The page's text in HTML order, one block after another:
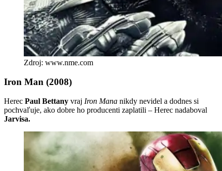
Zdroj: www.nme.com
Iron Man (2008)
Herec Paul Bettany vraj Iron Mana nikdy nevidel a dodnes si
pochvaľuje, ako dobre ho producenti zaplatili – Herec nadaboval
Jarvisa.